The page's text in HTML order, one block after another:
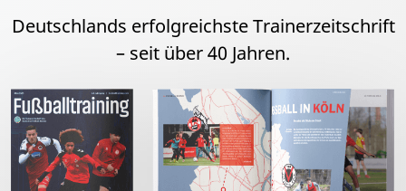
Deutschlands erfolgreichste Trainerzeitschrift
– seit über 40 Jahren.